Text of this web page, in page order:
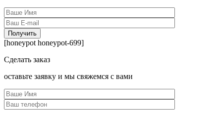
[honeypot honeypot-699]
Сделать заказ
оcтавьте заявку и мы свяжемся с вами